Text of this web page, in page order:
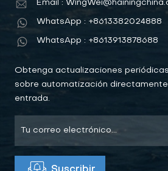
Email :
WhatsApp : +8613382024888
WhatsApp : +8613913878688
Obtenga actualizaciones
sobre automatización
entrada.